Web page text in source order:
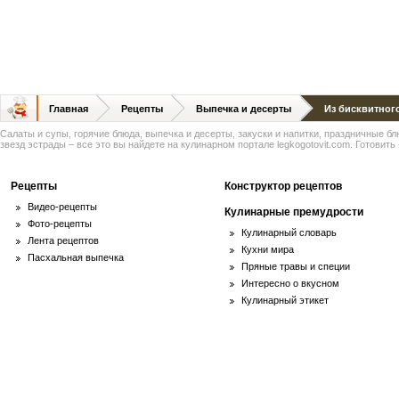
Главная Рецепты Выпечка и десерты Из
Салаты и супы, горячие блюда, выпечка и десерты, закуски и напитки, праздничные
звезд эстрады – все это вы найдете на кулинарном портале legkogotovit.com. Готовить
Рецепты
Видео-рецепты
Фото-рецепты
Лента рецептов
Пасхальная выпечка
Конструктор рецептов
Кулинарные премудрости
Кулинарный словарь
Кухни мира
Пряные травы и специи
Интересно о вкусном
Кулинарный этикет